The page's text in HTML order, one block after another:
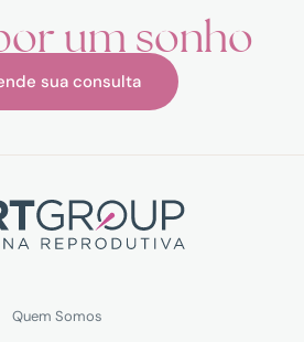
um sonho
sua consulta
Quem Somos